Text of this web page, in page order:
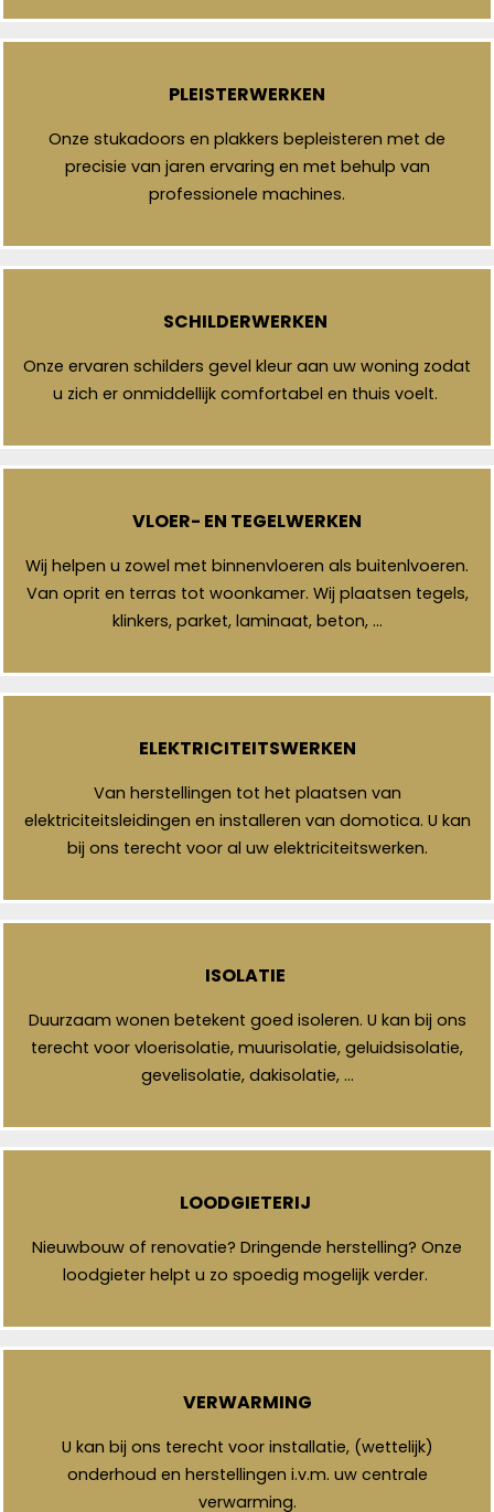
PLEISTERWERKEN
Onze stukadoors en plakkers bepleisteren met de
precisie van jaren ervaring en met behulp van
professionele machines.
SCHILDERWERKEN
Onze ervaren schilders gevel kleur aan uw woning zodat
u zich er onmiddellijk comfortabel en thuis voelt.
VLOER- EN TEGELWERKEN
Wij helpen u zowel met binnenvloeren als buitenlvoeren.
Van oprit en terras tot woonkamer. Wij plaatsen tegels,
klinkers, parket, laminaat, beton, …
ELEKTRICITEITSWERKEN
Van herstellingen tot het plaatsen van
elektriciteitsleidingen en installeren van domotica. U kan
bij ons terecht voor al uw elektriciteitswerken.
ISOLATIE
Duurzaam wonen betekent goed isoleren. U kan bij ons
terecht voor vloerisolatie, muurisolatie, geluidsisolatie,
gevelisolatie, dakisolatie, …
LOODGIETERIJ
Nieuwbouw of renovatie? Dringende herstelling? Onze
loodgieter helpt u zo spoedig mogelijk verder.
VERWARMING
U kan bij ons terecht voor installatie, (wettelijk)
onderhoud en herstellingen i.v.m. uw centrale
verwarming.